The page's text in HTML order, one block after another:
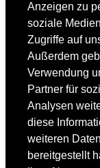
Anzeigen zu
soziale
Zugriffe auf
Außerdem
Verwendung
Partner für
Analysen
diese
weiteren
bereitgestellt
Lehrplan
SKI
Ski-FAQ
Tipps
Ski-
Skishops
EQUIPMENT